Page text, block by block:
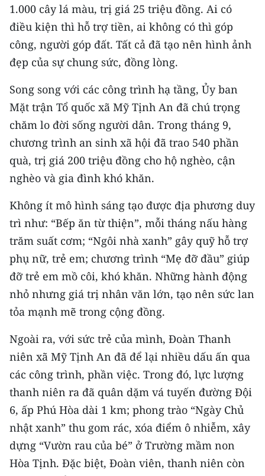
VỀ BÁO NHÂN DÂN
THỜI NAY
NHÂN DÂN CUỐI TUẦN
NHÂN DÂN HẰNG THÁNG
MUA BÁO
ĐỌC BÁO IN
ENGLISH
中文
FRANÇAIS
РУССКИЙ
ESPAÑOL
한국어
1.000 cây lá màu, trị giá 25 triệu đồng. Ai có
điều kiện thì hỗ trợ tiền, ai không có thì góp
công, người góp đất. Tất cả đã tạo nên hình ảnh
đẹp của sự chung sức, đồng lòng.
Song song với các công trình hạ tầng, Ủy ban
Mặt trận Tổ quốc xã Mỹ Tịnh An đã chú trọng
chăm lo đời sống người dân. Trong tháng 9,
chương trình an sinh xã hội đã trao 540 phần
quà, trị giá 200 triệu đồng cho hộ nghèo, cận
nghèo và gia đình khó khăn.
Không ít mô hình sáng tạo được địa phương duy
trì như: “Bếp ăn từ thiện”, mỗi tháng nấu hàng
trăm suất cơm; “Ngôi nhà xanh” gây quỹ hỗ trợ
phụ nữ, trẻ em; chương trình “Mẹ đỡ đầu” giúp
đỡ trẻ em mồ côi, khó khăn. Những hành động
nhỏ nhưng giá trị nhân văn lớn, tạo nên sức lan
tỏa mạnh mẽ trong cộng đồng.
Ngoài ra, với sức trẻ của mình, Đoàn Thanh
niên xã Mỹ Tịnh An đã để lại nhiều dấu ấn qua
các công trình, phần việc. Trong đó, lực lượng
thanh niên ra đã quân dặm vá tuyến đường Đội
6, ấp Phú Hòa dài 1 km; phong trào “Ngày Chủ
nhật xanh” thu gom rác, xóa điểm ô nhiễm, xây
dựng “Vườn rau của bé” ở Trường mầm non
Hòa Tịnh. Đặc biệt, Đoàn viên, thanh niên còn